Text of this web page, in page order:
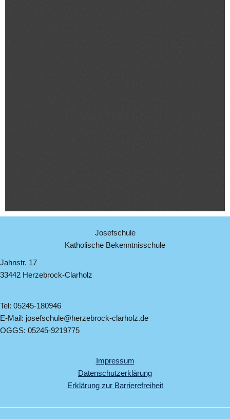
Josefschule
Katholische Bekenntnisschule
Jahnstr. 17
33442 Herzebrock-Clarholz
Tel: 05245-180946
E-Mail: josefschule@herzebrock-clarholz.de
OGGS: 05245-9219775
Impressum
Datenschutzerklärung
Erklärung zur Barrierefreiheit